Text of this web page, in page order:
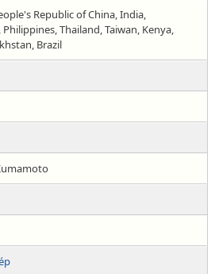
Republic of China, India,
Thailand, Taiwan, Kenya,
Brazil